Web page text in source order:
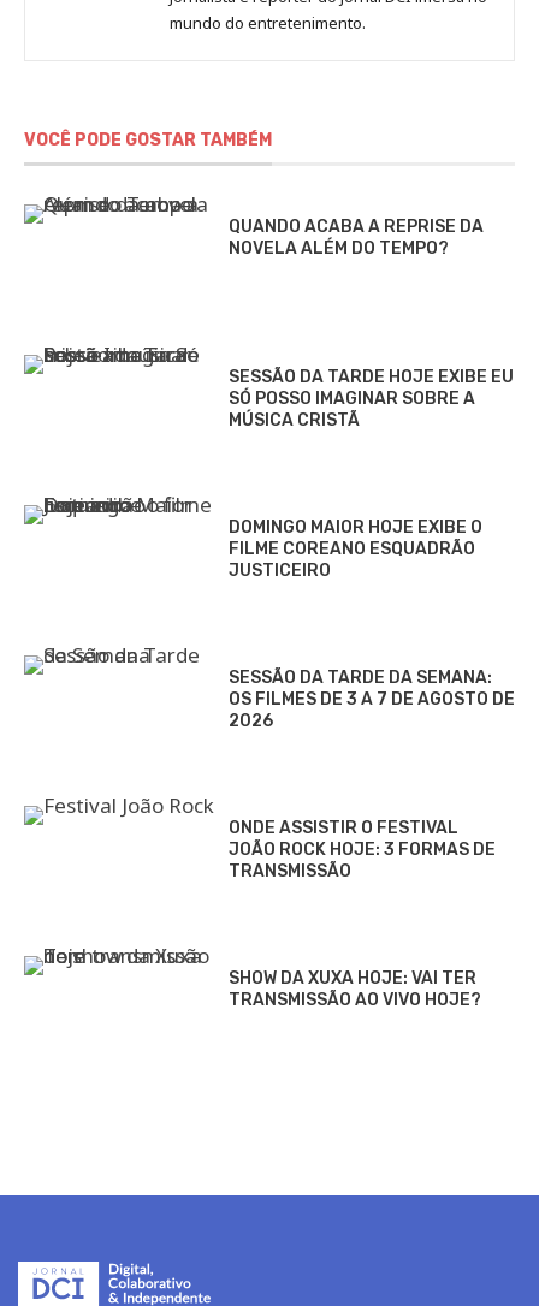
Sara
mundo do entretenimento.
VOCÊ PODE GOSTAR TAMBÉM
QUANDO ACABA A REPRISE DA
NOVELA ALÉM DO TEMPO?
SESSÃO DA TARDE HOJE EXIBE EU
SÓ POSSO IMAGINAR SOBRE A
MÚSICA CRISTÃ
DOMINGO MAIOR HOJE EXIBE O
FILME COREANO ESQUADRÃO
JUSTICEIRO
SESSÃO DA TARDE DA SEMANA:
OS FILMES DE 3 A 7 DE AGOSTO DE
2026
ONDE ASSISTIR O FESTIVAL
JOÃO ROCK HOJE: 3 FORMAS DE
TRANSMISSÃO
SHOW DA XUXA HOJE: VAI TER
TRANSMISSÃO AO VIVO HOJE?